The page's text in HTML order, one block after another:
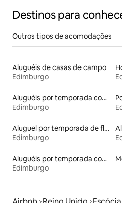
Destinos para
Outros tipos de acomodações
Aluguéis de casas de campo
Edimburgo
Aluguéis por temporada com acesso ao lago
Edimburgo
Aluguel por temporada de flats
Edimburgo
Aluguéis por temporada com acesso à praia
Edimburgo